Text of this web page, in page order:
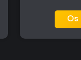
Os